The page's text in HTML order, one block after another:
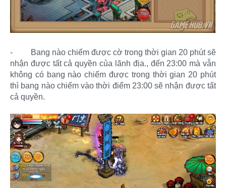
-
Bang nào chiếm được cờ trong thời gian 20 phút sẽ
nhận được tất cả quyền của lãnh địa., đến 23:00 mà vẫn
không có bang nào chiếm được trong thời gian 20 phút
thì bang nào chiếm vào thời điểm 23:00 sẽ nhận được tất
cả quyền.